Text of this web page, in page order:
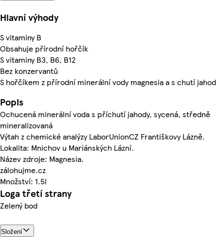
Hlavní výhody
S vitaminy B
Obsahuje přírodní hořčík
S vitaminy B3, B6, B12
Bez konzervantů
S hořčíkem z přírodní minerální vody magnesia a s chutí jahod
Popis
Ochucená minerální voda s příchutí jahody, sycená, středně
mineralizovaná
Výtah z chemické analýzy LaborUnionCZ Františkovy Lázně.
Lokalita: Mnichov u Mariánských Lázní.
Název zdroje: Magnesia.
zálohujme.cz
Množství: 1.5l
Loga třetí strany
Zelený bod
Složení